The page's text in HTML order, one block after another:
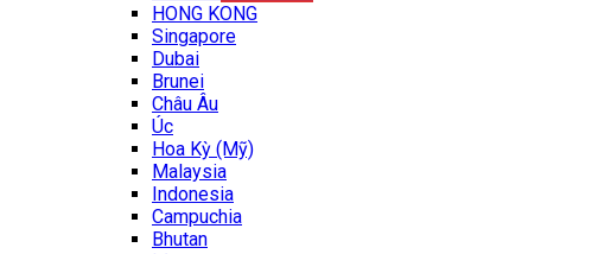
HONG KONG
Singapore
Dubai
Brunei
Châu Âu
Úc
Hoa Kỳ (Mỹ)
Malaysia
Indonesia
Campuchia
Bhutan